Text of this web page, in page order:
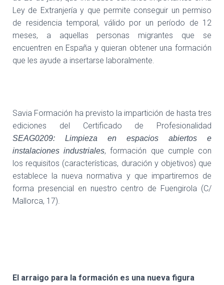
Ley de Extranjería y que permite conseguir un permiso
de residencia temporal, válido por un período de 12
meses, a aquellas personas migrantes que se
encuentren en España y quieran obtener una formación
que les ayude a insertarse laboralmente.
Savia Formación ha previsto la impartición de hasta tres
ediciones del Certificado de Profesionalidad
SEAG0209: Limpieza en espacios abiertos e
instalacionesindustriales, formación que cumple con
los requisitos (características, duración y objetivos) que
establece la nueva normativa y que impartiremos de
forma presencial en nuestro centro de Fuengirola (C/
Mallorca, 17).
El arraigo para la formación es una nueva figura